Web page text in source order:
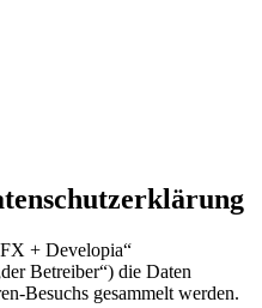
+ Developia“
Betreiber“) die Daten
Besuchs gesammelt werden.